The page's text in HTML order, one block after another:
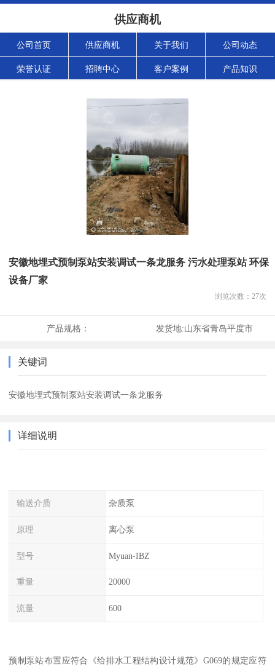
供应商机
公司首页 供应商机 关于我们 公司动态
荣誉认证 招聘中心 客户案例 产品知识
安徽地埋式预制泵站安装调试一条龙服务 污水处理泵站 环保
设备厂家
浏览次数： 27次
产品规格： 发货地:山东省青岛平度市
关键词
安徽地埋式预制泵站安装调试一条龙服务
详细说明
输送介质 杂质泵
原理 离心泵
型号 Myuan-IBZ
重量 20000
流量 600
预制泵站布置应符合《给排水工程结构设计规范》G069的规定应符